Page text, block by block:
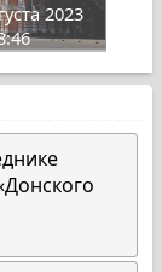
2023